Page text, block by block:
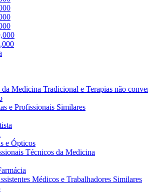
da Medicina Tradicional e Terapias não
e Profissionais Similares
e Ópticos
Técnicos da Medicina
Médicos e Trabalhadores Similares